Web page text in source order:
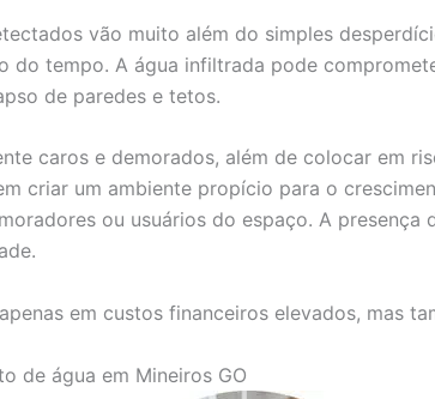
vão muito além do simples
tempo. A água infiltrada pode
de paredes e tetos.
caros e demorados, além de colocar em
criar um ambiente propício para o
ou usuários do espaço. A
em custos financeiros elevados, mas
de água em Mineiros GO